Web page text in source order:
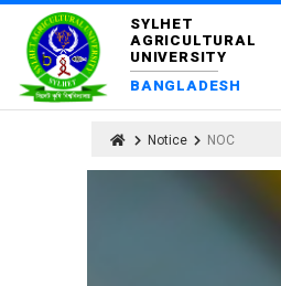
SYLHET
AGRICULTURAL
UNIVERSITY
BANGLADESH
Notice NOC